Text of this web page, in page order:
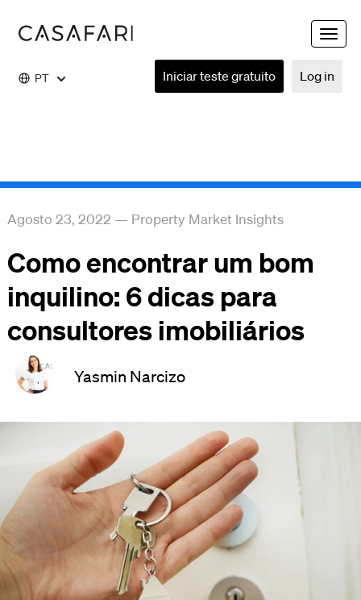
Toggle
PT Log in
Iniciar teste gratuito
Agosto 23, 2022 — Property Market Insights
Como encontrar um bom
inquilino: 6 dicas para
consultores imobiliários
Yasmin Narcizo